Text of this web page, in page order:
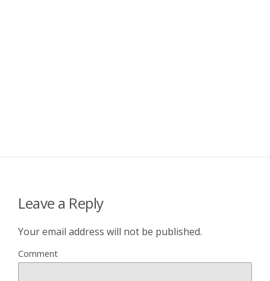
Leave a Reply
Your email address will not be published.
Comment